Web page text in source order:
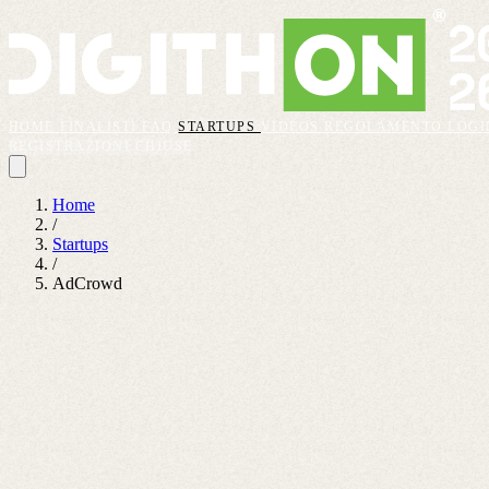
FAQSTARTUPS VIDEOS REGOLAMENTO
Home
/
Startups
/
AdCrowd